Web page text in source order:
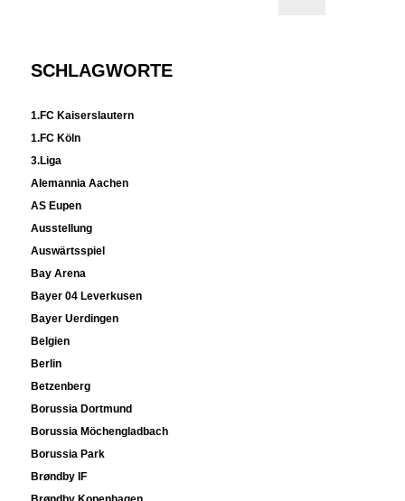
SCHLAGWORTE
1.FC Kaiserslautern
1.FC Köln
3.Liga
Alemannia Aachen
AS Eupen
Ausstellung
Auswärtsspiel
Bay Arena
Bayer 04 Leverkusen
Bayer Uerdingen
Belgien
Berlin
Betzenberg
Borussia Dortmund
Borussia Möchengladbach
Borussia Park
Brøndby IF